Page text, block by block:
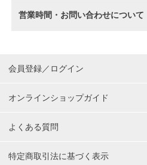
営業時間・お問い合わせについて
会員登録／ログイン
オンラインショップガイド
よくある質問
特定商取引法に基づく表示